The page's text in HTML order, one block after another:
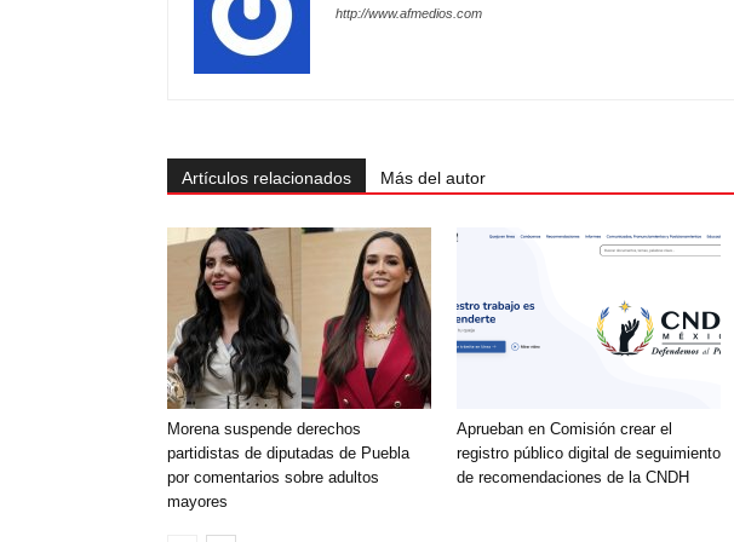
http://www.afmedios.com
Artículos relacionados Más del autor
Morena suspende derechos
partidistas de diputadas de Puebla
por comentarios sobre adultos
mayores
Aprueban en Comisión crear el
registro público digital de seguimiento
de recomendaciones de la CNDH